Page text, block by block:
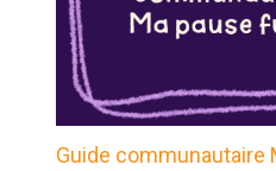
Guide communautaire